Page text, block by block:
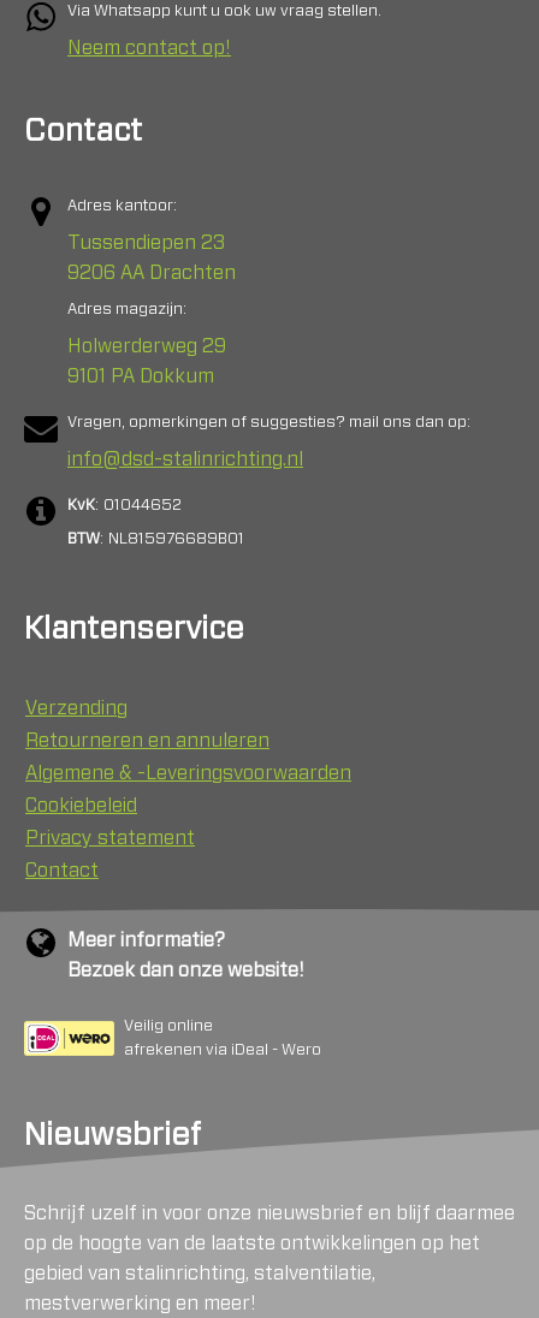
Via Whatsapp kunt u ook uw vraag stellen.
Neem contact op!
Contact
Adres kantoor:
Tussendiepen 23
9206 AA Drachten
Adres magazijn:
Holwerderweg 29
9101 PA Dokkum
Vragen, opmerkingen of suggesties? mail ons dan op:
info@dsd-stalinrichting.nl
KvK: 01044652
BTW: NL815976689B01
Klantenservice
Verzending
Retourneren en annuleren
Algemene & -Leveringsvoorwaarden
Cookiebeleid
Privacy statement
Contact
Meer informatie?
Bezoek dan onze website!
Veilig online
afrekenen via iDeal - Wero
Nieuwsbrief
Schrijf uzelf in voor onze nieuwsbrief en blijf daarmee
op de hoogte van de laatste ontwikkelingen op het
gebied van stalinrichting, stalventilatie,
mestverwerking en meer!